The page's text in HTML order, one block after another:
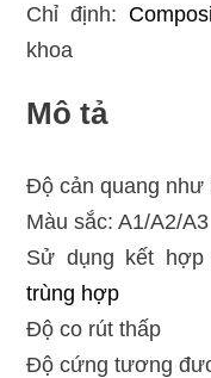
Chỉ định:
khoa
Mô tả
Độ cản quang như
Màu sắc: A1/A2/A3
Sử dụng kết
trùng hợp
Độ co rút thấp
Độ cứng tương